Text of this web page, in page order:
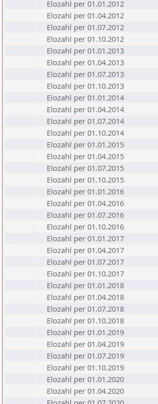
Elozahl per 01.01.2012
Elozahl per 01.04.2012
Elozahl per 01.07.2012
Elozahl per 01.10.2012
Elozahl per 01.01.2013
Elozahl per 01.04.2013
Elozahl per 01.07.2013
Elozahl per 01.10.2013
Elozahl per 01.01.2014
Elozahl per 01.04.2014
Elozahl per 01.07.2014
Elozahl per 01.10.2014
Elozahl per 01.01.2015
Elozahl per 01.04.2015
Elozahl per 01.07.2015
Elozahl per 01.10.2015
Elozahl per 01.01.2016
Elozahl per 01.04.2016
Elozahl per 01.07.2016
Elozahl per 01.10.2016
Elozahl per 01.01.2017
Elozahl per 01.04.2017
Elozahl per 01.07.2017
Elozahl per 01.10.2017
Elozahl per 01.01.2018
Elozahl per 01.04.2018
Elozahl per 01.07.2018
Elozahl per 01.10.2018
Elozahl per 01.01.2019
Elozahl per 01.04.2019
Elozahl per 01.07.2019
Elozahl per 01.10.2019
Elozahl per 01.01.2020
Elozahl per 01.04.2020